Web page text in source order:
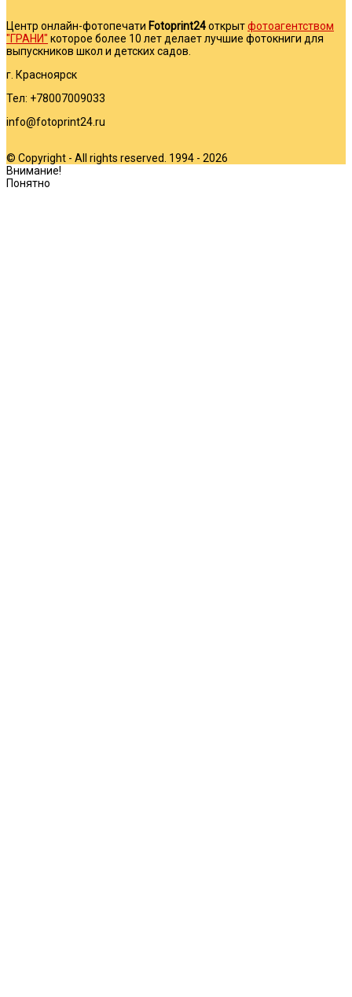
Центр онлайн-фотопечати Fotoprint24открытфотоагентством
"ГРАНИ" которое более 10 лет делает лучшие фотокниги для
выпускников школ и детских садов.
г. Красноярск
Тел: +78007009033
info@fotoprint24.ru
© Copyright - All rights reserved. 1994 - 2026
Внимание!
Понятно